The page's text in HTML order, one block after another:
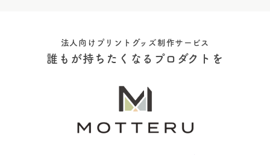
法人向けプリントグッズ制作サービス
誰もが持ちたくなるプロダクトを